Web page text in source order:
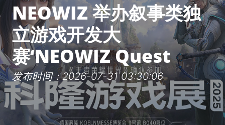
NEOWIZ 举办叙事类独
立游戏开发大
赛‘NEOWIZ Quest
发布时间：2026-07-31 03:30:06